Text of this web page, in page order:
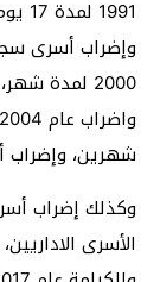
شهرين، وإضراب أسرى